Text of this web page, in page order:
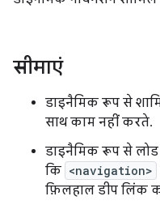
सीमाएं
डाइनैमिक रूप से
साथ काम नहीं करते.
डाइनैमिक रूप से लोड
कि <navigation>
फ़िलहाल डीप लिंक